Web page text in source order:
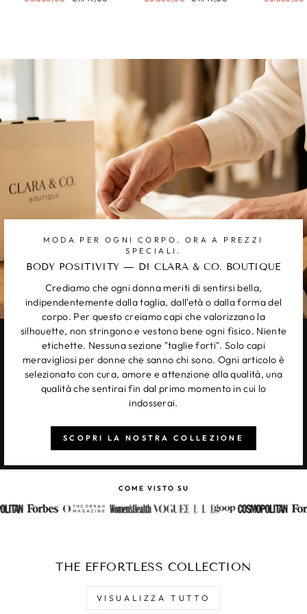
MODA PER OGNI CORPO. ORA A PREZZI
SPECIALI.
BODY POSITIVITY — DI CLARA & CO. BOUTIQUE
Crediamo che ogni donna meriti di sentirsi bella,
indipendentemente dalla taglia, dall'età o dalla forma del
corpo. Per questo creiamo capi che valorizzano la
silhouette, non stringono e vestono bene ogni fisico. Niente
etichette. Nessuna sezione "taglie forti". Solo capi
meravigliosi per donne che sanno chi sono. Ogni articolo è
selezionato con cura, amore e attenzione alla qualità, una
qualità che sentirai fin dal primo momento in cui lo
indosserai.
SCOPRI LA NOSTRA COLLEZIONE
COME VISTO SU
THE EFFORTLESS COLLECTION
VISUALIZZA TUTTO